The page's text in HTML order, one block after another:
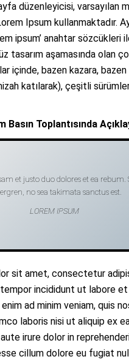
düzenleyicisi, varsayılan
Ipsum kullanmaktadır.
ipsum’ anahtar sözcükleri
tasarım aşamasında olan
içinde, bazen kazara,
katılarak), çeşitli
Basın Toplantısında
et justo duo dolores et ea rebum.
no sea takimata sanctus est.
LOREM IPSUM
sit amet, consectetur
incididunt ut labore
ad minim veniam, quis
laboris nisi ut aliquip ex
irure dolor in
cillum dolore eu fugiat